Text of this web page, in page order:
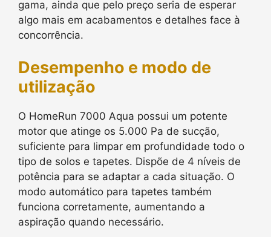
gama, ainda que pelo preço seria de esperar
algo mais em acabamentos e detalhes face à
concorrência.
Desempenho e modo de
utilização
O HomeRun 7000 Aqua possui um potente
motor que atinge os 5.000 Pa de sucção,
suficiente para limpar em profundidade todo o
tipo de solos e tapetes. Dispõe de 4 níveis de
potência para se adaptar a cada situação. O
modo automático para tapetes também
funciona corretamente, aumentando a
aspiração quando necessário.